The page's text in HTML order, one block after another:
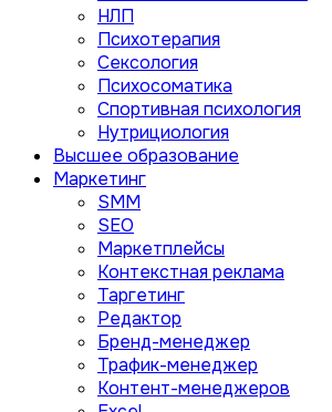
НЛП
Психотерапия
Сексология
Психосоматика
Спортивная психология
Нутрициология
Высшее образование
Маркетинг
SMM
SEO
Маркетплейсы
Контекстная реклама
Таргетинг
Редактор
Бренд-менеджер
Трафик-менеджер
Контент-менеджеров